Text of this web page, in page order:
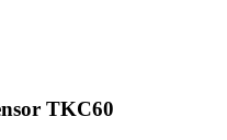
TKC60